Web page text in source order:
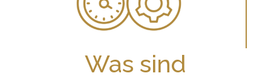
Was sind